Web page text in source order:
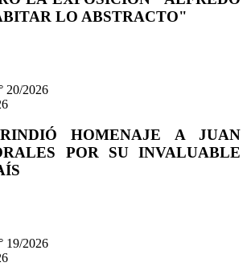
LO ABSTRACTO"
20/2026
HOMENAJE A JUAN
POR SU INVALUABLE
19/2026